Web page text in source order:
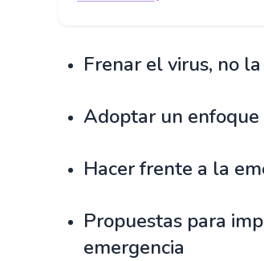
Frenar el virus, no
Adoptar un enfoque
Hacer frente a la
Propuestas para
emergencia